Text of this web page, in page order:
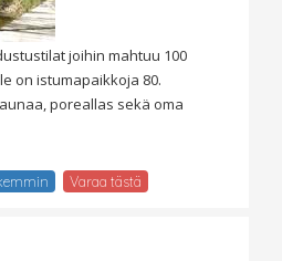
joihin mahtuu 100
on istumapaikkoja 80.
poreallas sekä oma
Varaa tästä